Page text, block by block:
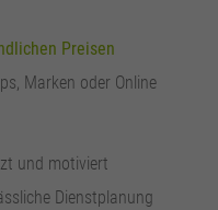
Preisen
Marken oder Online
und motiviert
Dienstplanung